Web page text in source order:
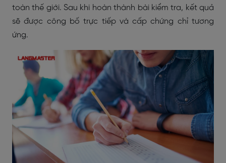
toàn thế giới. Sau khi hoàn thành bài kiểm tra, kết quả
sẽ được công bố trực tiếp và cấp chứng chỉ tương
ứng.